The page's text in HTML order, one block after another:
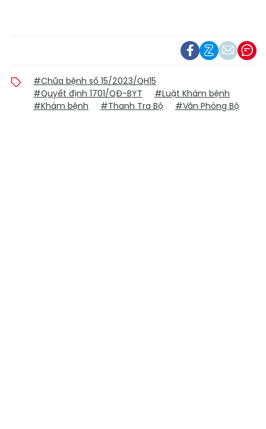
#Chữa bệnh số 15/2023/QH15
#Quyết định 1701/QĐ-BYT
#Luật Khám bệnh
#Khám bệnh
#Thanh Tra Bộ #Văn Phòng Bộ